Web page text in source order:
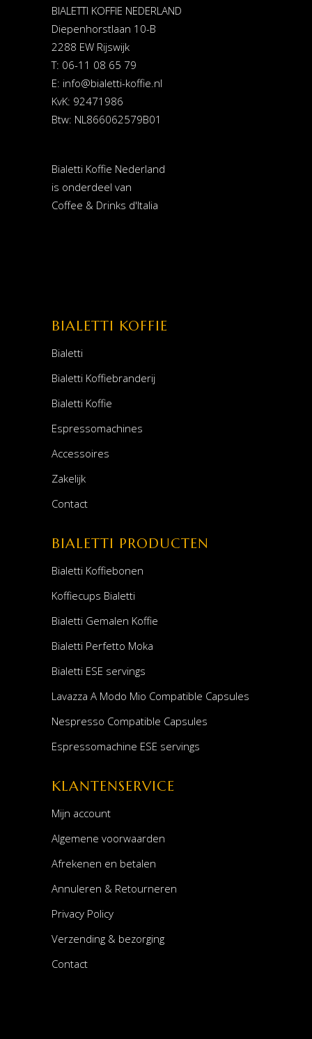
BIALETTI KOFFIE NEDERLAND
Diepenhorstlaan 10-B
2288 EW Rijswijk
T: 06-11 08 65 79
E: info@bialetti-koffie.nl
KvK: 92471986
Btw: NL866062579B01
Bialetti Koffie Nederland
is onderdeel van
Coffee & Drinks d'Italia
BIALETTI KOFFIE
Bialetti
Bialetti Koffiebranderij
Bialetti Koffie
Espressomachines
Accessoires
Zakelijk
Contact
BIALETTI PRODUCTEN
Bialetti Koffiebonen
Koffiecups Bialetti
Bialetti Gemalen Koffie
Bialetti Perfetto Moka
Bialetti ESE servings
Lavazza A Modo Mio Compatible Capsules
Nespresso Compatible Capsules
Espressomachine ESE servings
KLANTENSERVICE
Mijn account
Algemene voorwaarden
Afrekenen en betalen
Annuleren & Retourneren
Privacy Policy
Verzending & bezorging
Contact